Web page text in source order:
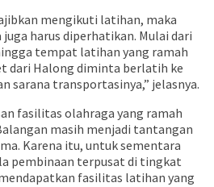
mengikuti latihan, maka
harus diperhatikan. Mulai dari
tempat latihan yang ramah
dari Halong diminta berlatih ke
sarana transportasinya,” jelasnya.
fasilitas olahraga yang ramah
masih menjadi tantangan
Karena itu, untuk sementara
pembinaan terpusat di tingkat
fasilitas latihan yang